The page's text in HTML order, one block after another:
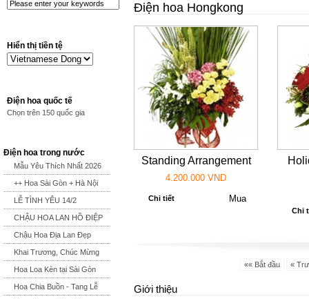
Hiển thị tiền tệ
Điện hoa quốc tế
Chọn trên 150 quốc gia
Điện hoa trong nước
Mẫu Yêu Thích Nhất 2026
++ Hoa Sài Gòn + Hà Nội
LỄ TÌNH YÊU 14/2
CHẬU HOA LAN HỒ ĐIỆP
Chậu Hoa Địa Lan Đẹp
Khai Trương, Chúc Mừng
Hoa Loa Kèn tại Sài Gòn
Hoa Chia Buồn - Tang Lễ
Điện hoa Hongkong
Standing Arrangement
4.200.000 VND
Chi tiết
Chi
«« Bắt đầu «
Giới thiệu